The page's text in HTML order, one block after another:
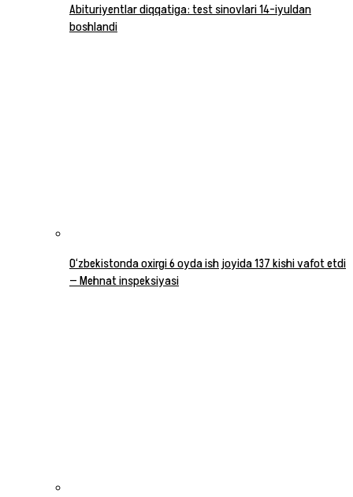
Abituriyentlar diqqatiga: test sinovlari 14-iyuldan
boshlandi
O‘zbekistonda oxirgi 6 oyda ish joyida 137 kishi vafot etdi
— Mehnat inspeksiyasi